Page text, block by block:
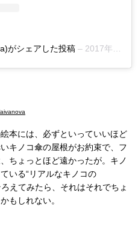
がシェアした投稿 – 2017年 9月月24日午前2時18分PDT
本には、必ずといっていいほど
キノコ傘の屋根がお約束で、フ
ちょっとほど遠かったが。キノ
いる“リアルなキノコの
えてみたら、それはそれでちょ
もしれない。